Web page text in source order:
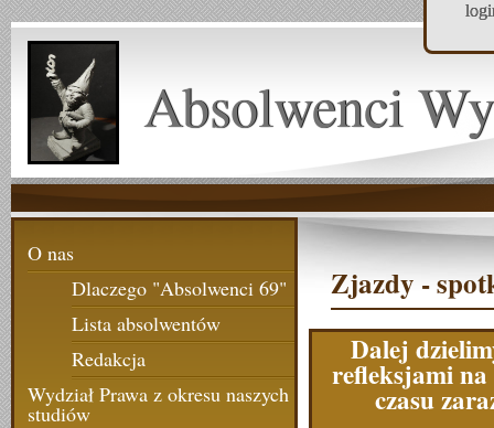
Absolwenci
O nas
Dlaczego "Absolwenci 69"
Lista absolwentów
Redakcja
Wydział Prawa z okresu naszych
studiów
Zjazdy -
Dalej
refleksjami
czasu